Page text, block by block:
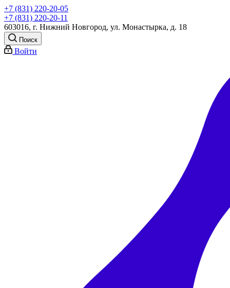
+7 (831) 220-20-05
+7 (831) 220-20-11
603016, г. Нижний Новгород, ул. Монастырка, д. 18
Поиск
Войти